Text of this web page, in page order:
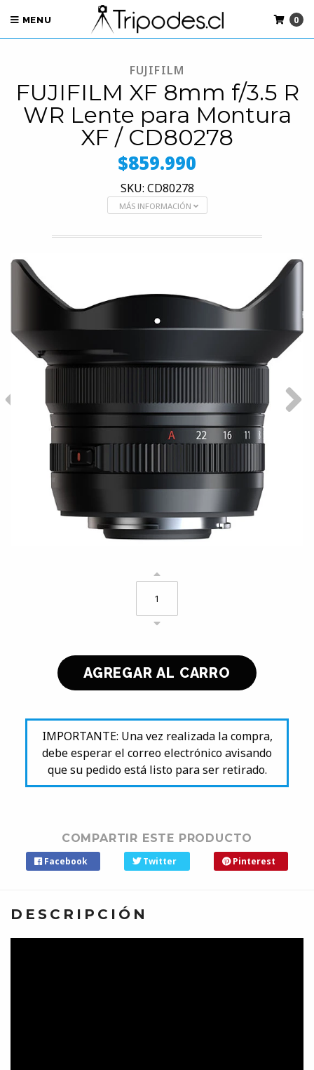
MENU 0
FUJIFILM
FUJIFILM XF 8mm f/3.5 R
WR Lente para Montura
XF / CD80278
$859.990
SKU: CD80278
MÁS INFORMACIÓN
IMPORTANTE: Una vez realizada la compra,
debe esperar el correo electrónico avisando
que su pedido está listo para ser retirado.
COMPARTIR ESTE PRODUCTO
Facebook Twitter Pinterest
DESCRIPCIÓN